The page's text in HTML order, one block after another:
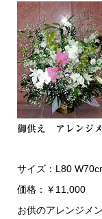
御供え アレンジメ
サイズ：L80
価格：￥11,000
お供のアレンジメ